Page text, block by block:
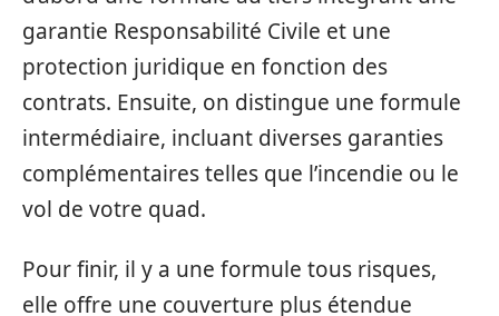
garantie Responsabilité Civile et une
protection juridique en fonction des
contrats. Ensuite, on distingue une formule
intermédiaire, incluant diverses garanties
complémentaires telles que l’incendie ou le
vol de votre quad.
Pour finir, il y a une formule tous risques,
elle offre une couverture plus étendue